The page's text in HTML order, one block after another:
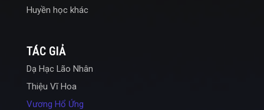
Huyền học khác
TÁC GIẢ
Dạ Hạc Lão Nhân
Thiệu Vĩ Hoa
Vương Hổ Ứng